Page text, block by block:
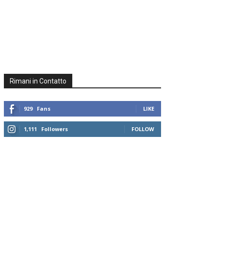
Rimani in Contatto
929 Fans LIKE
1,111 Followers FOLLOW